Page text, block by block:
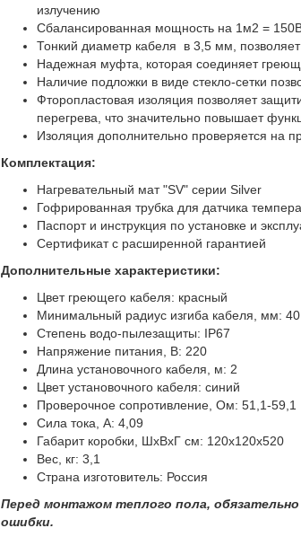
излучению
Сбалансированная мощность на 1м2 =
Тонкий диаметр кабеля в 3,5 мм,
Надежная муфта, которая соединяет
Наличие подложки в виде стекло-сетки
Фторопластовая изоляция позволяет
перегрева, что значительно повышает
Изоляция дополнительно проверяется на
Комплектация:
Нагревательный мат "SV" серии Silver
Гофрированная трубка для датчика
Паспорт и инструкция по установке и
Сертификат с расширенной гарантией
Дополнительные характеристики:
Цвет греющего кабеля: красный
Минимальный радиус изгиба кабеля, мм: 40
Степень водо-пылезащиты: IP67
Напряжение питания, В: 220
Длина установочного кабеля, м: 2
Цвет установочного кабеля: синий
Проверочное сопротивление, Ом: 51,1-59,1
Сила тока, А: 4,09
Габарит коробки, ШхВхГ см: 120х120х520
Вес, кг: 3,1
Страна изготовитель: Россия
Перед монтажом теплого пола,
ошибки.